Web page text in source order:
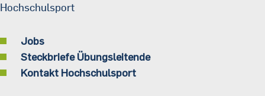
Hochschulsport
Jobs
Steckbriefe Übungsleitende
Kontakt Hochschulsport